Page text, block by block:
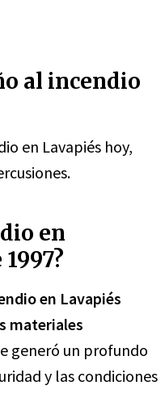
al incendio
en Lavapiés hoy,
en
en Lavapiés
materiales
generó un profundo
y las condiciones